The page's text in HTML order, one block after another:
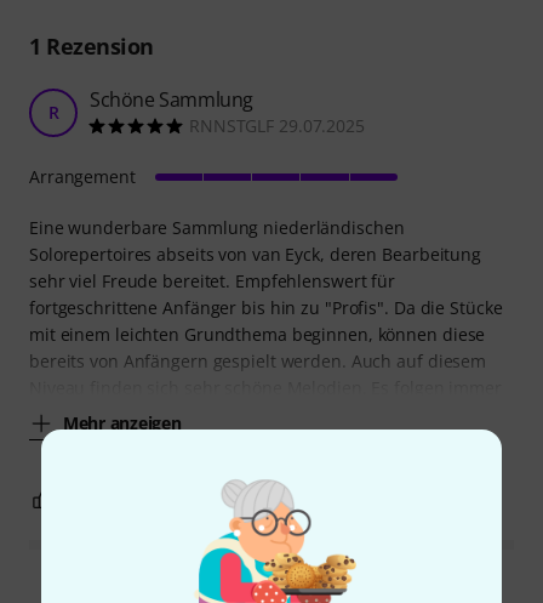
1 Rezension
R Schöne Sammlung
RNNSTGLF 29.07.2025
Eine wunderbare Sammlung niederländischen
Solorepertoires abseits von van Eyck, deren Bearbeitung
sehr viel Freude bereitet. Empfehlenswert für
fortgeschrittene Anfänger bis hin zu "Profis". Da die Stücke
mit einem leichten Grundthema beginnen, können diese
bereits von Anfängern gespielt werden. Auch auf diesem
Mehr anzeigen
Arrangement
BEWERTUNG MELDEN
Alle Bewertungen lesen